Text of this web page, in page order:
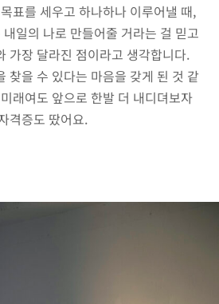
표를 세우고 하나하나 이루어낼 때,
일의 나로 만들어줄 거라는 걸 믿고
가장 달라진 점이라고 생각합니다.
찾을 수 있다는 마음을 갖게 된 것 같
래여도 앞으로 한발 더 내디뎌보자
격증도 땄어요.